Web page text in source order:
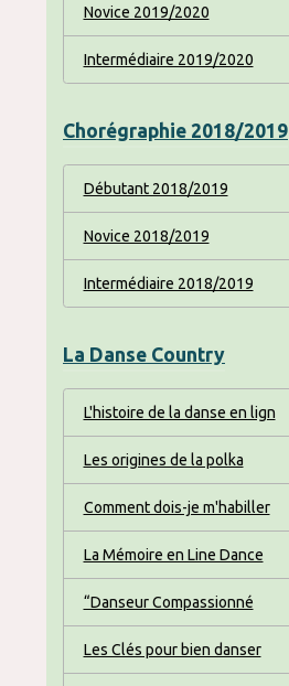
Novice 2019/2020
Intermédiaire 2019/2020
Chorégraphie 2018/2019
Débutant 2018/2019
Novice 2018/2019
Intermédiaire 2018/2019
La Danse Country
L'histoire de la danse en lign
Les origines de la polka
Comment dois-je m'habiller
La Mémoire en Line Dance
“Danseur Compassionné
Les Clés pour bien danser